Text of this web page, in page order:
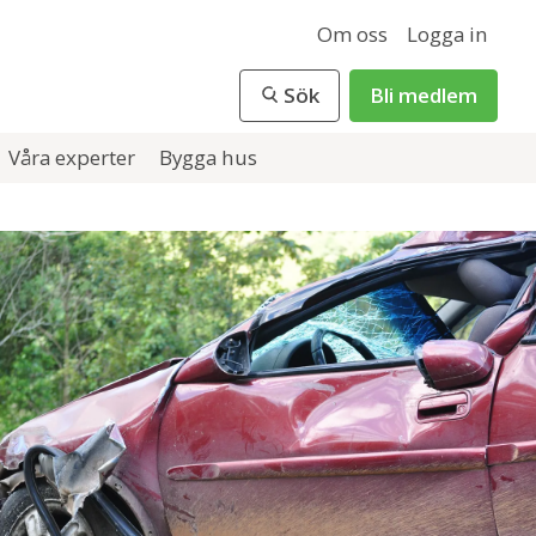
Om oss Logga in
Sök Bli medlem
Våra experter Bygga hus